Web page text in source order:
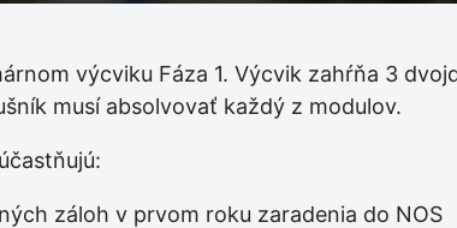
výcviku Fáza 1. Výcvik zahŕňa 3
musí absolvovať každý z modulov.
záloh v prvom roku zaradenia do NOS